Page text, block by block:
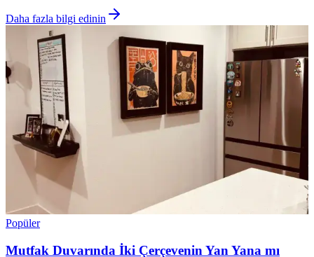
Daha fazla bilgi edinin
Popüler
Mutfak Duvarında İki Çerçevenin Yan Yana mı